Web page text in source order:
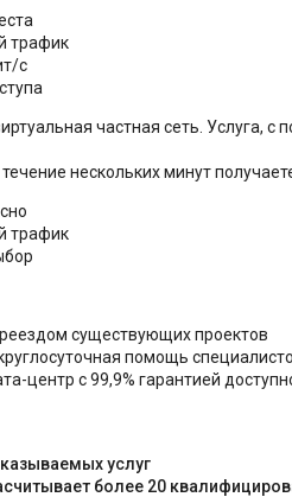
трафик
с
частная сеть.
нескольких минут
трафик
существующих проектов
помощь
центр с 99,9% гарантией
услуг
более 20